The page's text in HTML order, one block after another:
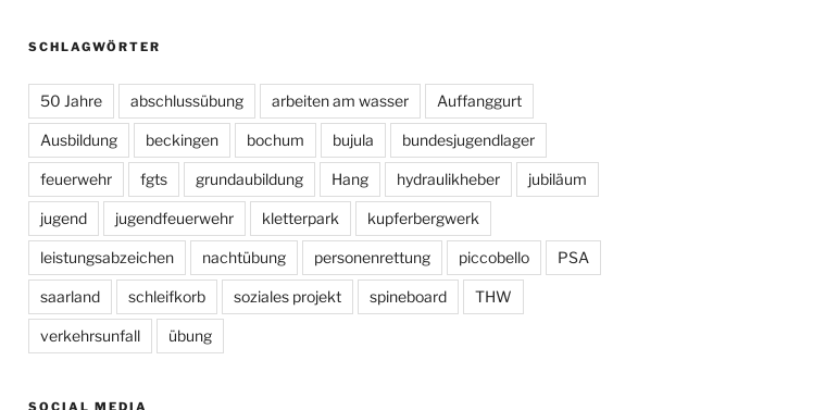
SCHLAGWÖRTER
50 Jahre abschlussübung arbeiten am wasser Auffanggurt
Ausbildung beckingen bochum bujula bundesjugendlager
feuerwehr fgts grundaubildung Hang hydraulikheber jubiläum
jugend jugendfeuerwehr kletterpark kupferbergwerk
leistungsabzeichen nachtübung personenrettung piccobello PSA
saarland schleifkorb soziales projekt spineboard THW
verkehrsunfall übung